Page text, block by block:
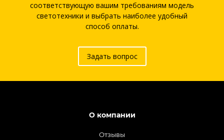
соответствующую вашим требованиям модель
светотехники и выбрать наиболее удобный
способ оплаты.
Задать вопрос
О компании
Отзывы